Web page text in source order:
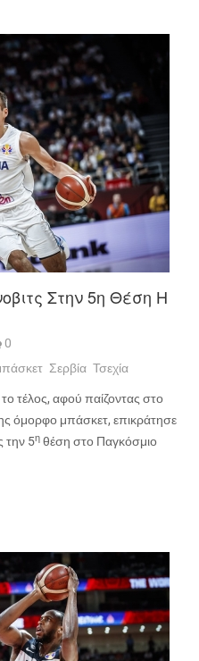
Στην 5η Θέση Η
0
Σερβία Τσεχία
τέλος, αφού παίζοντας στο
όμορφο μπάσκετ, επικράτησε
την 5η θέση στο Παγκόσμιο